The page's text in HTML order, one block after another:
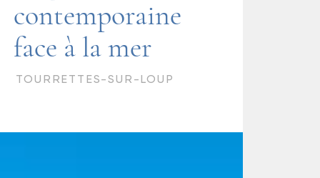
contemporaine
face à la mer
TOURRETTES-SUR-LOUP